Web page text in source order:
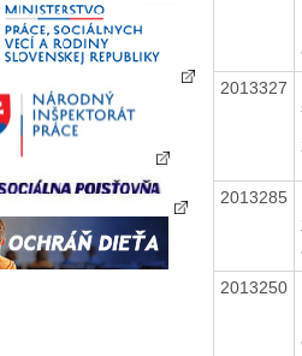
2013327
2013285
2013250